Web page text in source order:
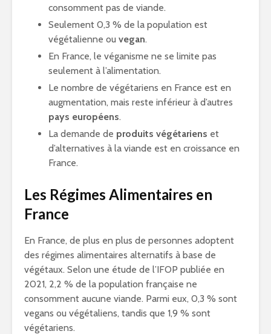
consomment pas de viande.
Seulement 0,3 % de la population est
végétalienne ou vegan.
En France, le véganisme ne se limite pas
seulement à l’alimentation.
Le nombre de végétariens en France est en
augmentation, mais reste inférieur à d’autres
pays européens.
La demande de produits végétariens et
d’alternatives à la viande est en croissance en
France.
Les Régimes Alimentaires en
France
En France, de plus en plus de personnes adoptent
des régimes alimentaires alternatifs à base de
végétaux. Selon une étude de l’IFOP publiée en
2021, 2,2 % de la population française ne
consomment aucune viande. Parmi eux, 0,3 % sont
vegans ou végétaliens, tandis que 1,9 % sont
végétariens.